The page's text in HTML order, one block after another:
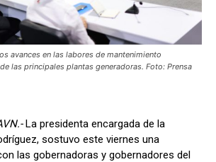
avances en las labores de mantenimiento
las principales plantas generadoras. Foto: Prensa
La presidenta encargada de la
sostuvo este viernes una
las gobernadoras y gobernadores del